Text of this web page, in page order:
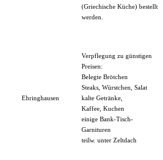
(Griechische Küche) bestellt
werden.
Ehringhausen
Verpflegung zu günstigen
Preisen:
Belegte Brötchen
Steaks, Würstchen, Salat
kalte Getränke,
Kaffee, Kuchen
einige Bank-Tisch-
Garnituren
teilw. unter Zeltdach